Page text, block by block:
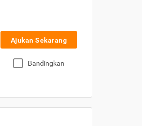
Ajukan Sekarang
Bandingkan